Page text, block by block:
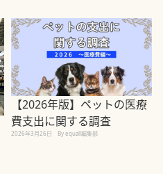
【2026年版】ペットの医療
費支出に関する調査
2026年3月26日 By equall編集部